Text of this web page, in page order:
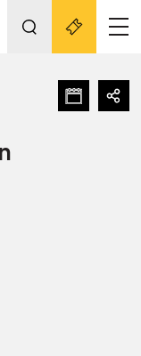
Nos activités